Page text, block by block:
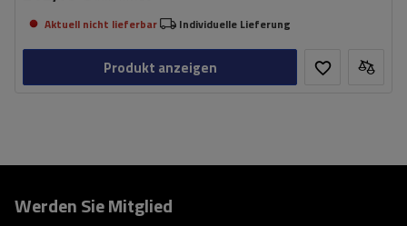
Aktuell nicht lieferbar Individuelle Lieferung
Produkt anzeigen
Werden Sie Mitglied